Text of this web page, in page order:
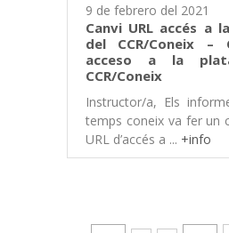
9 de febrero del 2021
Canvi URL accés a
del CCR/Coneix –
acceso a la
CCR/Coneix
Instructor/a, Els
temps coneix va fer un
URL d’accés a ... +info